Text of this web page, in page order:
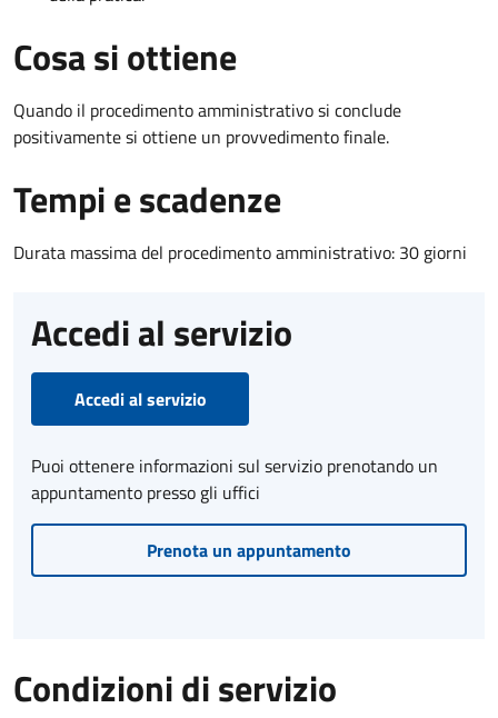
Cosa si ottiene
Quando il procedimento amministrativo si conclude
positivamente si ottiene un provvedimento finale.
Tempi e scadenze
Durata massima del procedimento amministrativo: 30 giorni
Accedi al servizio
Accedi al servizio
Puoi ottenere informazioni sul servizio prenotando un
appuntamento presso gli uffici
Prenota un appuntamento
Condizioni di servizio